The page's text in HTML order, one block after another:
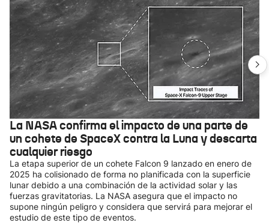
La NASA confirma el impacto de una parte de
un cohete de SpaceX contra la Luna y descarta
cualquier riesgo
La etapa superior de un cohete Falcon 9 lanzado en enero de
2025 ha colisionado de forma no planificada con la superficie
lunar debido a una combinación de la actividad solar y las
fuerzas gravitatorias. La NASA asegura que el impacto no
supone ningún peligro y considera que servirá para mejorar el
estudio de este tipo de eventos.